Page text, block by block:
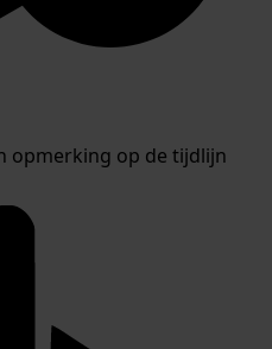
opmerking op de tijdlijn